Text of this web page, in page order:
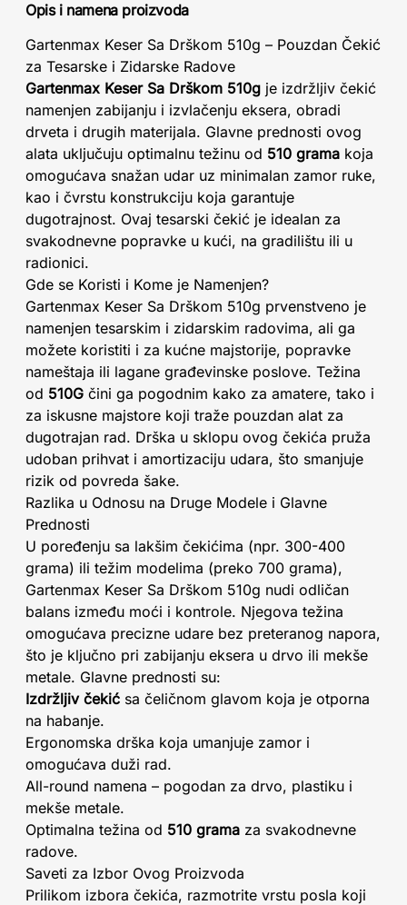
Opis i namena proizvoda
Gartenmax Keser Sa Drškom 510g – Pouzdan Čekić
za Tesarske i Zidarske Radove
Gartenmax Keser Sa Drškom 510g je izdržljiv čekić
namenjen zabijanju i izvlačenju eksera, obradi
drveta i drugih materijala. Glavne prednosti ovog
alata uključuju optimalnu težinu od 510 grama koja
omogućava snažan udar uz minimalan zamor ruke,
kao i čvrstu konstrukciju koja garantuje
dugotrajnost. Ovaj tesarski čekić je idealan za
svakodnevne popravke u kući, na gradilištu ili u
radionici.
Gde se Koristi i Kome je Namenjen?
Gartenmax Keser Sa Drškom 510g prvenstveno je
namenjen tesarskim i zidarskim radovima, ali ga
možete koristiti i za kućne majstorije, popravke
nameštaja ili lagane građevinske poslove. Težina
od 510G čini ga pogodnim kako za amatere, tako i
za iskusne majstore koji traže pouzdan alat za
dugotrajan rad. Drška u sklopu ovog čekića pruža
udoban prihvat i amortizaciju udara, što smanjuje
rizik od povreda šake.
Razlika u Odnosu na Druge Modele i Glavne
Prednosti
U poređenju sa lakšim čekićima (npr. 300-400
grama) ili težim modelima (preko 700 grama),
Gartenmax Keser Sa Drškom 510g nudi odličan
balans između moći i kontrole. Njegova težina
omogućava precizne udare bez preteranog napora,
što je ključno pri zabijanju eksera u drvo ili mekše
metale. Glavne prednosti su:
Izdržljiv čekić sa čeličnom glavom koja je otporna
na habanje.
Ergonomska drška koja umanjuje zamor i
omogućava duži rad.
All-round namena – pogodan za drvo, plastiku i
mekše metale.
Optimalna težina od 510 grama za svakodnevne
radove.
Saveti za Izbor Ovog Proizvoda
Prilikom izbora čekića, razmotrite vrstu posla koji